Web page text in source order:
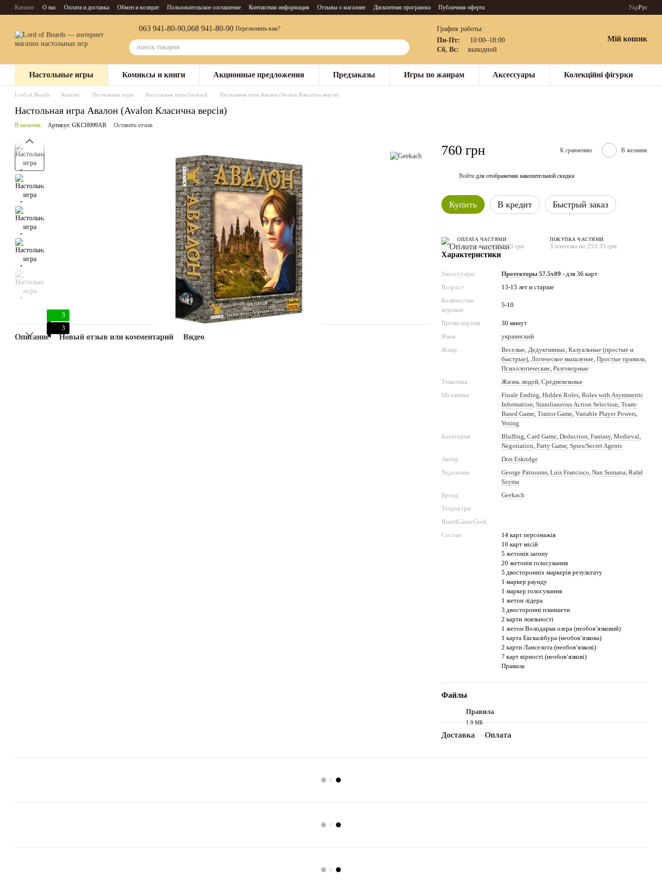
Перейти к основному контенту
Каталог О нас Оплата и доставка Обмен и возврат Пользовательское соглашение Контактная информация Отзывы о магазине Дисконтная программа Публичная оферта УкрРус
063 941-80-90,068 941-80-90 Перезвонить вам?
График работы:
Пн-Пт:
10:00–18:00
Сб, Вс:
выходной
Мій кошик
Настольные игры Комиксы и книги Акционные предложения Предзаказы Игры по жанрам Аксессуары Колекційні фігурки
Lord of Boards Каталог Настольные игры Настольные игры Geekach Настольная игра Авалон (Avalon Класична версія)
Настольная игра Авалон (Avalon Класична версія)
В наличии Артикул: GKCH099AR Оставить отзыв
3
3
Описание Новый отзыв или комментарий Видео
760 грн К сравнению В желания
Войти для отображения накопительной скидки
Купить В кредит Быстрый заказ
ОПЛАТА ЧАСТЯМИ
3 платежа по 253.33 грн
ПОКУПКА ЧАСТЯМИ
3 платежа по 253.33 грн
Характеристики
Аксессуары Протекторы 57.5x89 - для 36 карт
Возраст
13-15 лет и старше
Количество
игроков
5-10
Время партии
30 минут
Язык
украинский
Жанр
Веселые, Дедуктивные, Казуальные (простые и
быстрые), Логическое мышление, Простые правила,
Психологические, Разговорные
Тематика
Жизнь людей, Средневековье
Механика
Finale Ending, Hidden Roles, Roles with Asymmetric
Information, Simultaneous Action Selection, Team-
Based Game, Traitor Game, Variable Player Powers,
Voting
Категория
Bluffing, Card Game, Deduction, Fantasy, Medieval,
Negotiation, Party Game, Spies/Secret Agents
Автор
Don Eskridge
Художник
George Patsouras, Luis Francisco, Nan Sumana, Rafał
Szyma
Бренд
Geekach
Теорія гри
BoardGameGeek
Состав
14 карт персонажів
10 карт місій
5 жетонів загону
20 жетонів голосування
5 двосторонніх маркерів результату
1 маркер раунду
1 маркер голосування
1 жетон лідера
3 двосторонні планшети
2 карти лояльності
1 жетон Володарки озера (необов’язковий)
1 карта Екскалібура (необов’язкова)
2 карти Ланселота (необов’язкові)
7 карт вірності (необов’язкові)
Правила
Файлы
Правила
1.9 МБ
Доставка Оплата